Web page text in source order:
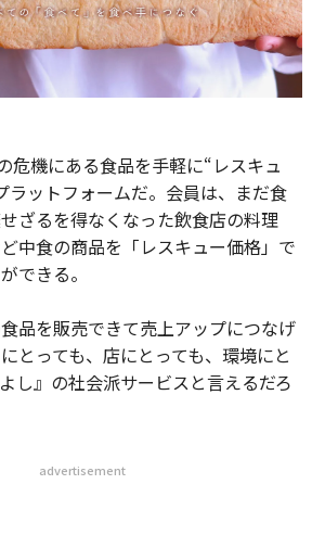
危機にある食品を手軽に“レスキュ
ラットフォームだ。会員は、まだ食
ざるを得なくなった飲食店の料理
中食の商品を「レスキュー価格」で
できる。
品を販売できて売上アップにつなげ
とっても、店にとっても、環境にと
し』の社会派サービスと言えるだろ
advertisement